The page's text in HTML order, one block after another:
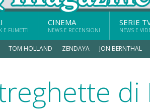
E FUMETTI
CINEMA
NEWS E RECENSIONI
SERIE
NEWS E
TOM HOLLAND ZENDAYA JON BERNTHAL
di